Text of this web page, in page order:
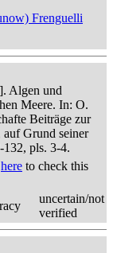
Frenguelli
]. Algen und
Meere. In: O.
Beiträge zur
auf Grund seiner
132, pls. 3-4.
here to check this
uncertain/not
verified